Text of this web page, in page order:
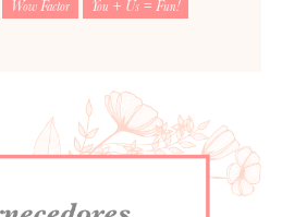
Wow Factor
You + Us = Fun!